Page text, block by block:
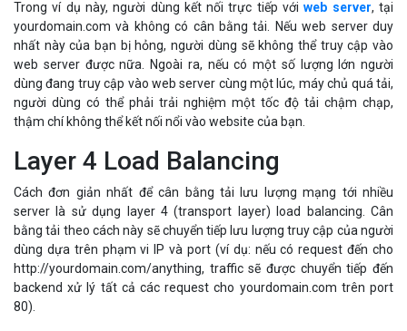
Trong ví dụ này, người dùng kết nối trực tiếp vớiweb server, tại
yourdomain.com và không có cân bằng tải. Nếu web server duy
nhất này của bạn bị hỏng, người dùng sẽ không thể truy cập vào
web server được nữa. Ngoài ra, nếu có một số lượng lớn người
dùng đang truy cập vào web server cùng một lúc, máy chủ quá tải,
người dùng có thể phải trải nghiệm một tốc độ tải chậm chạp,
thậm chí không thể kết nối nổi vào website của bạn.
Layer 4 Load Balancing
Cách đơn giản nhất để cân bằng tải lưu lượng mạng tới nhiều
server là sử dụng layer 4 (transport layer) load balancing. Cân
bằng tải theo cách này sẽ chuyển tiếp lưu lượng truy cập của người
dùng dựa trên phạm vi IP và port (ví dụ: nếu có request đến cho
http://yourdomain.com/anything, traffic sẽ được chuyển tiếp đến
backend xử lý tất cả các request cho yourdomain.com trên port
80).